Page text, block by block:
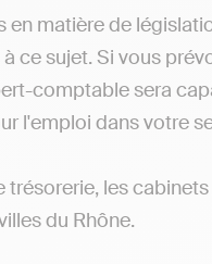
matière de
ce sujet. Si vous
comptable sera
l'emploi dans votre
trésorerie, les
du Rhône.